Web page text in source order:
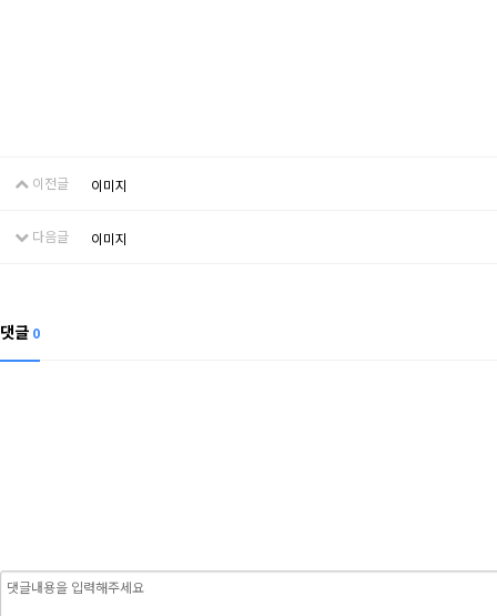
이전글 이미지
다음글 이미지
댓글 0